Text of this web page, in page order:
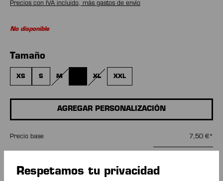
Precios con IVA incluido, más gastos de envío
No disponible
Seleccione
Tamaño
XS S M
(ESTA OPCIÓN NO ESTÁ DISPONIBLE EN ESTE MOMENTO.)
(ESTA OPCIÓN NO ESTÁ DISPONIBLE EN ESTE
XL XXL
AGREGAR PERSONALIZACIÓN
Precio base 7,50 €*
Cantidad
Respetamos tu privacidad